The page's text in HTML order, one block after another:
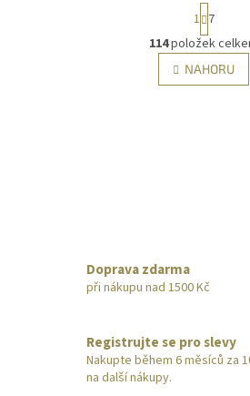
O
v
l
ý
s
u
S
t
r
á
n
k
1 7
114položek
NAHORU
Doprava zdarma
při nákupu nad 1500 Kč
Registrujte se pro slevy
Nakupte během 6 měsíců za
na další nákupy.